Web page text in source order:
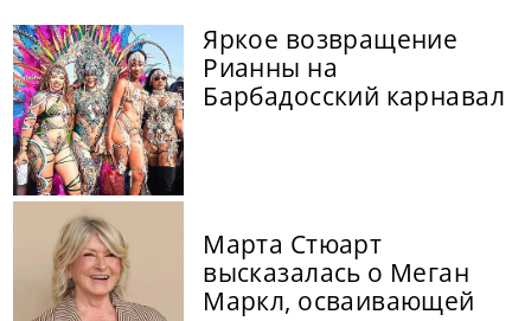
Яркое возвращение
Рианны на
Барбадосский карнавал
Марта Стюарт
высказалась о Меган
Маркл, осваивающей